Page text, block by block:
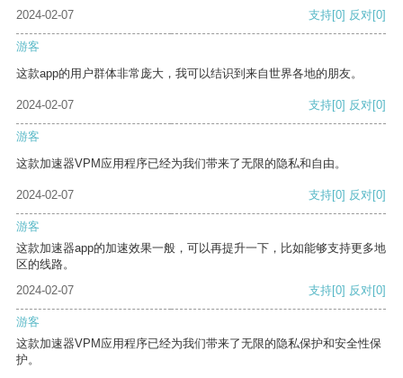
2024-02-07 支持[0] 反对[0]
游客
这款app的用户群体非常庞大，我可以结识到来自世界各地的朋友。
2024-02-07 支持[0] 反对[0]
游客
这款加速器VPM应用程序已经为我们带来了无限的隐私和自由。
2024-02-07 支持[0] 反对[0]
游客
这款加速器app的加速效果一般，可以再提升一下，比如能够支持更多地
区的线路。
2024-02-07
支持[0] 反对[0]
游客
这款加速器VPM应用程序已经为我们带来了无限的隐私保护和安全性保
护。